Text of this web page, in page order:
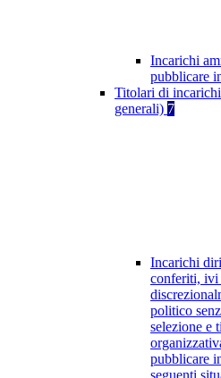
Incarichi
pubblicare
Titolari di
generali) 7
Incarichi
conferiti, ivi
politico
selezione e
pubblicare